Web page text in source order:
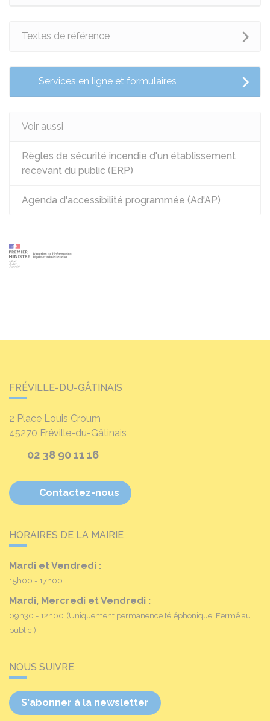
Textes de référence
Services en ligne et formulaires
Voir aussi
Règles de sécurité incendie d'un établissement
recevant du public (ERP)
Agenda d'accessibilité programmée (Ad'AP)
FRÉVILLE-DU-GÂTINAIS
2 Place Louis Croum
45270 Fréville-du-Gâtinais
02 38 90 11 16
Contactez-nous
HORAIRES DE LA MAIRIE
Mardi et Vendredi :
15h00 - 17h00
Mardi, Mercredi et Vendredi :
09h30 - 12h00 (Uniquement permanence téléphonique. Fermé au
public.)
NOUS SUIVRE
S'abonner à la newsletter